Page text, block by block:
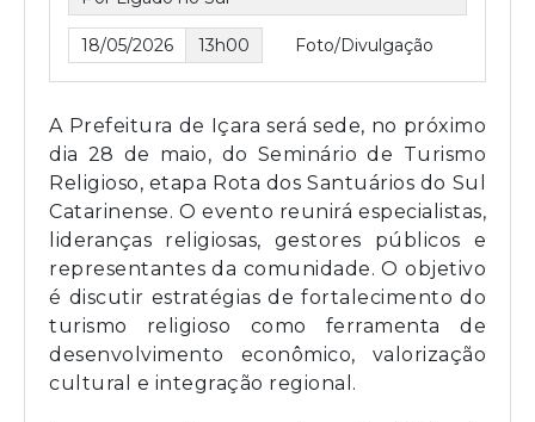
18/05/2026 13h00 Foto/Divulgação
A Prefeitura de Içara será sede, no próximo
dia 28 de maio, do Seminário de Turismo
Religioso, etapa Rota dos Santuários do Sul
Catarinense. O evento reunirá especialistas,
lideranças religiosas, gestores públicos e
representantes da comunidade. O objetivo
é discutir estratégias de fortalecimento do
turismo religioso como ferramenta de
desenvolvimento econômico, valorização
cultural e integração regional.